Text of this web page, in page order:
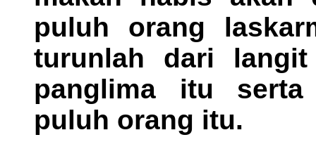
puluh orang
turunlah dari
panglima itu
puluh orang itu.